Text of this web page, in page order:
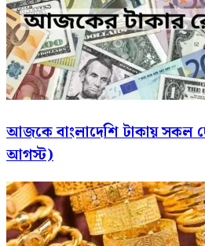
আজকে বাংলাদেশি টাকায় সকল
আগস্ট)